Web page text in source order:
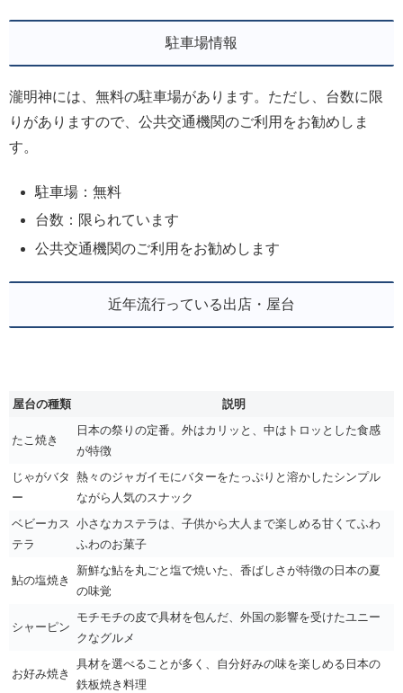
駐車場情報
瀧明神には、無料の駐車場があります。ただし、台数に限
りがありますので、公共交通機関のご利用をお勧めしま
す。
駐車場：無料
台数：限られています
公共交通機関のご利用をお勧めします
近年流行っている出店・屋台
屋台の種類 説明
たこ焼き
日本の祭りの定番。外はカリッと、中はトロッとした食感
が特徴
じゃがバタ
ー
熱々のジャガイモにバターをたっぷりと溶かしたシンプル
ながら人気のスナック
ベビーカス
テラ
小さなカステラは、子供から大人まで楽しめる甘くてふわ
ふわのお菓子
鮎の塩焼き
新鮮な鮎を丸ごと塩で焼いた、香ばしさが特徴の日本の夏
の味覚
シャーピン
モチモチの皮で具材を包んだ、外国の影響を受けたユニー
クなグルメ
お好み焼き
具材を選べることが多く、自分好みの味を楽しめる日本の
鉄板焼き料理